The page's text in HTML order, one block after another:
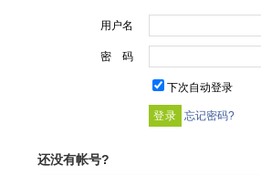
用户名
密 码
下次自动登录
忘记密码?
还没有帐号?